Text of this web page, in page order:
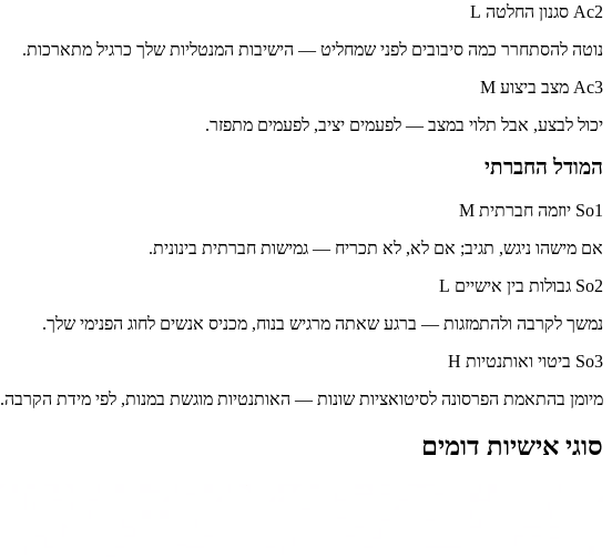
Ac2 סגנון החלטה
L
נוטה להסתחרר כמה סיבובים לפני שמחליט — הישיבות המנטליות שלך כרגיל מתארכות.
Ac3 מצב ביצוע
M
יכול לבצע, אבל תלוי במצב — לפעמים יציב, לפעמים מתפזר.
המודל החברתי
So1 יוזמה חברתית
M
אם מישהו ניגש, תגיב; אם לא, לא תכריח — גמישות חברתית בינונית.
So2 גבולות בין אישיים
L
נמשך לקרבה ולהתמזגות — ברגע שאתה מרגיש בנוח, מכניס אנשים לחוג הפנימי שלך.
So3 ביטוי ואותנטיות
H
מיומן בהתאמת הפרסונה לסיטואציות שונות — האותנטיות מוגשת במנות, לפי מידת הקרבה.
סוגי אישיות דומים